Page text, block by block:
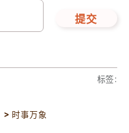
提交
标签:
> 时事万象